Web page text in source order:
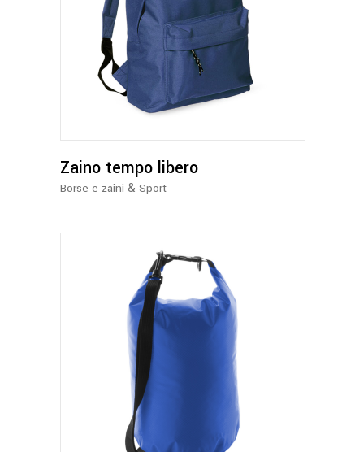
Questo
prodotto
ha
più
varianti.
opzioni
possono
del
prodotto
Zaino tempo libero
Borse e zaini & Sport
varianti.